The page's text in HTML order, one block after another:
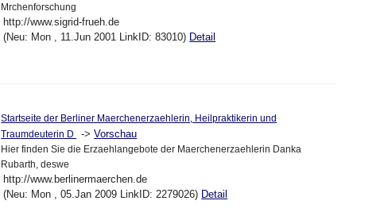
Mrchenforschung
http://www.sigrid-frueh.de
(Neu: Mon , 11.Jun 2001 LinkID: 83010) Detail
Startseite der Berliner Maerchenerzaehlerin, Heilpraktikerin und
Traumdeuterin D
->Vorschau
Hier finden Sie die Erzaehlangebote der Maerchenerzaehlerin Danka
Rubarth, deswe
http://www.berlinermaerchen.de
(Neu: Mon , 05.Jan 2009 LinkID: 2279026) Detail